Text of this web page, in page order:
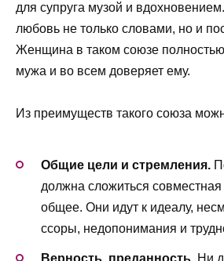
для супруга музой и
любовь не только словами, но и
Женщина в таком союзе полностью
мужа и во всем доверяет ему.
Из преимуществ такого союза
Общие цели и стремления.
должна сложиться
общее. Они идут к идеалу,
ссоры, недопонимания и
Верность, преданность. Ни